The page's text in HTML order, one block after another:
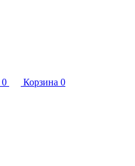
0 Корзина 0